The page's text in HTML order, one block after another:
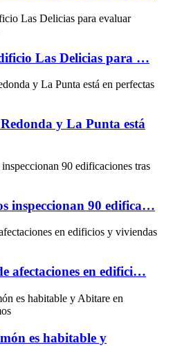
Las Delicias para …
y La Punta está
inspeccionan 90 edifica…
afectaciones en edifici…
es habitable y